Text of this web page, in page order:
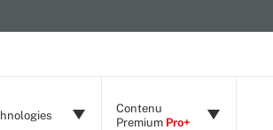
Contenu
Premium Pro+